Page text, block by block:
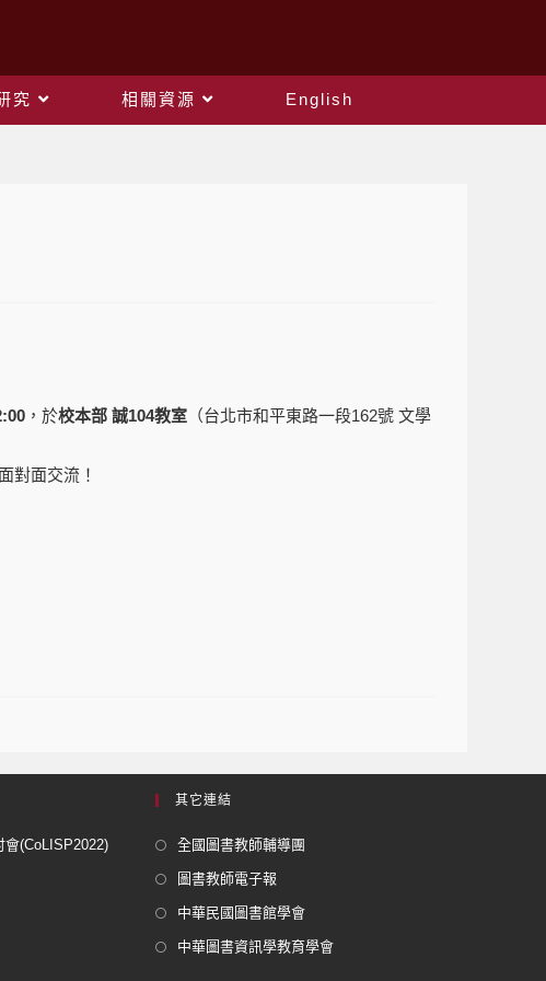
究 相關資源 English
，於校本部 誠104教室 （台北市和平東路一段162號 文學
對面交流！
會(CoLISP2022)
其它連結
全國圖書教師輔導團
圖書教師電子報
中華民國圖書館學會
中華圖書資訊學教育學會